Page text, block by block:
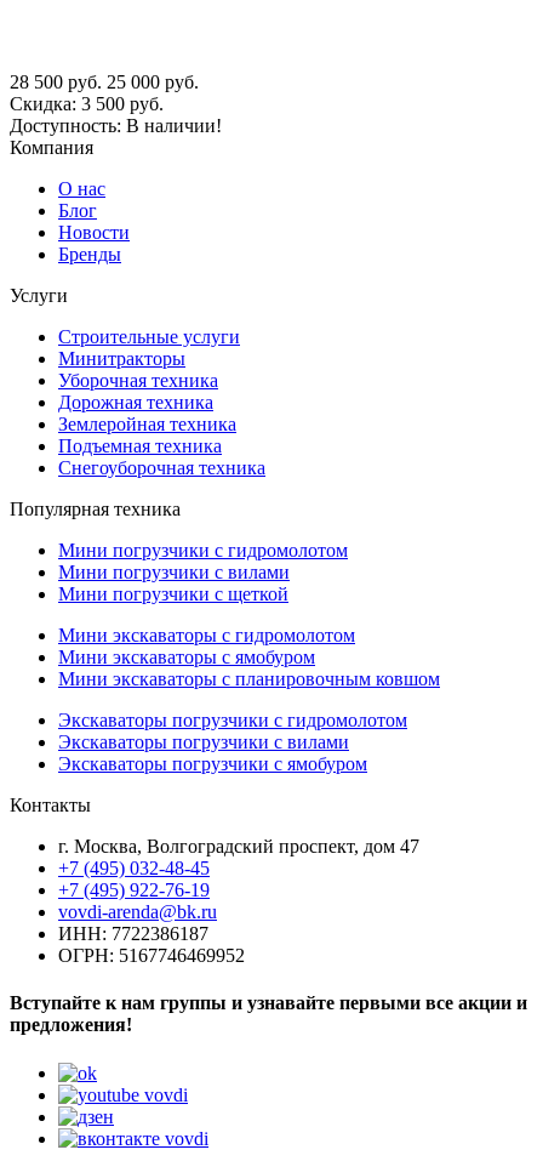
28 500 руб. 25 000 руб.
Скидка: 3 500 руб.
Доступность: В наличии!
Компания
О нас
Блог
Новости
Бренды
Услуги
Строительные услуги
Минитракторы
Уборочная техника
Дорожная техника
Землеройная техника
Подъемная техника
Снегоуборочная техника
Популярная техника
Мини погрузчики с гидромолотом
Мини погрузчики с вилами
Мини погрузчики с щеткой
Мини экскаваторы с гидромолотом
Мини экскаваторы с ямобуром
Мини экскаваторы с планировочным ковшом
Экскаваторы погрузчики с гидромолотом
Экскаваторы погрузчики с вилами
Экскаваторы погрузчики с ямобуром
Контакты
г. Москва, Волгоградский проспект, дом 47
+7 (495) 032-48-45
+7 (495) 922-76-19
vovdi-arenda@bk.ru
ИНН: 7722386187
ОГРН: 5167746469952
Вступайте к нам группы и узнавайте первыми все акции и
предложения!